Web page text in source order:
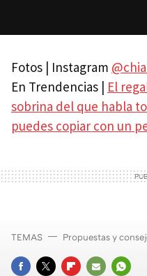
Fotos | Instagram
En Trendencias | El
sobrina del que habla
puedes copiar con un
TEMAS Propuestas y